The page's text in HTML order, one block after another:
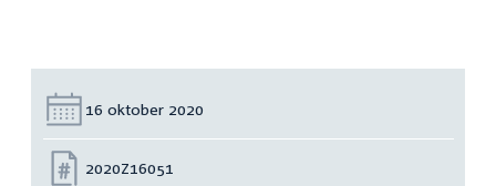
Datum:
16 oktober 2020
Nummer:
2020Z16051